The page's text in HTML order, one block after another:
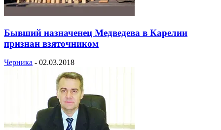
Бывший назначенец Медведева в Карелии
признан взяточником
Черника - 02.03.2018